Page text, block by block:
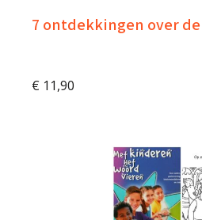
7 ontdekkingen over
€ 11,90